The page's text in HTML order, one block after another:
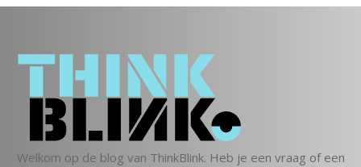
Welkom op de blog van ThinkBlink. Heb je een vraag of een